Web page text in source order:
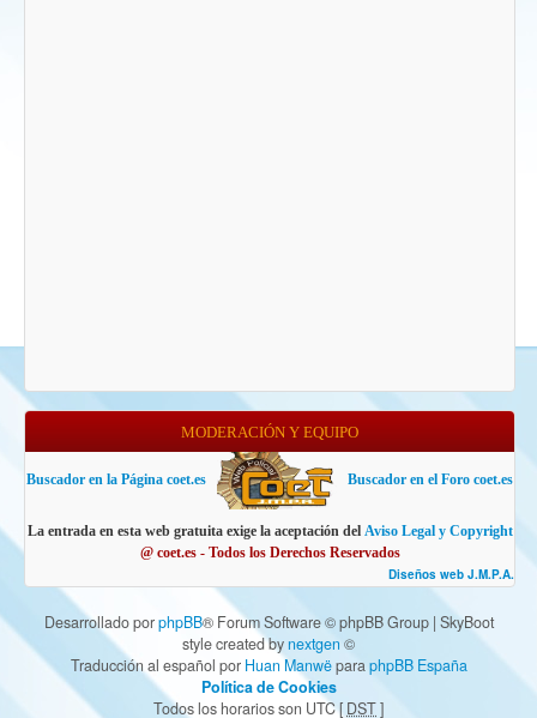
MODERACIÓN Y EQUIPO
Buscador en la Página coet.es Buscador en el Foro coet.es
La entrada en esta web gratuita exige la aceptación del Aviso Legal y Copyright
@ coet.es - Todos los Derechos Reservados
Diseños web J.M.P.A.
Desarrollado porphpBB® Forum Software © phpBB Group | SkyBoot
style created bynextgen ©
Traducción al español por Huan ManwëparaphpBB España
Política de Cookies
Todos los horarios son UTC [ DST]